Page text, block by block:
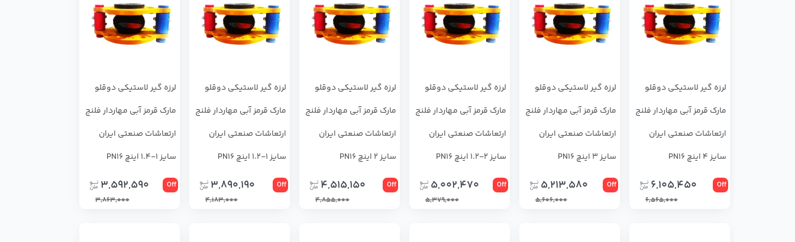
لرزه ‌گیر لاستیکی دوقلو
مارک قرمز آبی مهاردار فلنج
ارتعاشات صنعتی ایران
سایز 4 اینچ PN16
Off
6,105,450
6,565,000
لرزه ‌گیر لاستیکی دوقلو
مارک قرمز آبی مهاردار فلنج
ارتعاشات صنعتی ایران
سایز 3 اینچ PN16
Off
5,213,580
5,606,000
لرزه ‌گیر لاستیکی دوقلو
مارک قرمز آبی مهاردار فلنج
ارتعاشات صنعتی ایران
سایز 2-1.2 اینچ PN16
Off
5,002,470
5,379,000
لرزه ‌گیر لاستیکی دوقلو
مارک قرمز آبی مهاردار فلنج
ارتعاشات صنعتی ایران
سایز 2 اینچ PN16
Off
4,515,150
4,855,000
لرزه ‌گیر لاستیکی دوقلو
مارک قرمز آبی مهاردار فلنج
ارتعاشات صنعتی ایران
سایز 1-1.2 اینچ PN16
Off
3,890,190
4,183,000
لرزه ‌گیر لاستیکی دوقلو
مارک قرمز آبی مهاردار فلنج
ارتعاشات صنعتی ایران
سایز 1-1.4 اینچ PN16
Off
3,592,590
3,863,000